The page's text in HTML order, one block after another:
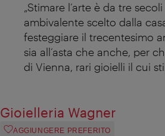
„Stimare l’arte è da tre
ambivalente scelto dalla
festeggiare il trecentesimo
sia all’asta che anche, per
di Vienna, rari gioielli il cui
Gioielleria Wagner
AGGIUNGERE PREFERITO